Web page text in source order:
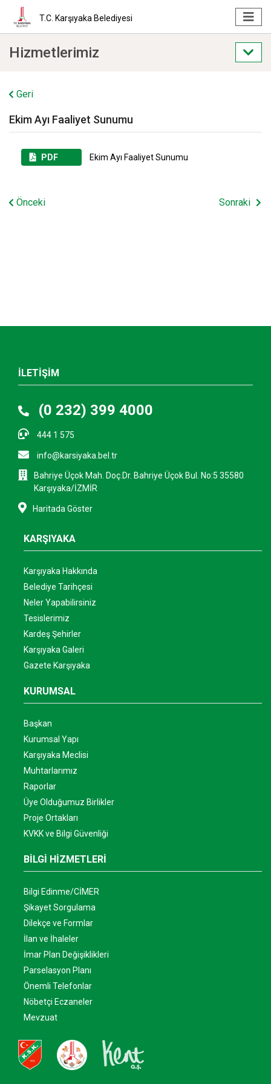
T.C. Karşıyaka Belediyesi
Hizmetlerimiz
Geri
Ekim Ayı Faaliyet Sunumu
PDF Ekim Ayı Faaliyet Sunumu
Önceki Sonraki
İLETİŞİM
(0 232) 399 4000
444 1 575
info@karsiyaka.bel.tr
Bahriye Üçok Mah. Doç.Dr. Bahriye Üçok Bul. No:5 35580
Karşıyaka/İZMİR
Haritada Göster
KARŞIYAKA
Karşıyaka Hakkında
Belediye Tarihçesi
Neler Yapabilirsiniz
Tesislerimiz
Kardeş Şehirler
Karşıyaka Galeri
Gazete Karşıyaka
KURUMSAL
Başkan
Kurumsal Yapı
Karşıyaka Meclisi
Muhtarlarımız
Raporlar
Üye Olduğumuz Birlikler
Proje Ortakları
KVKK ve Bilgi Güvenliği
BİLGİ HİZMETLERİ
Bilgi Edinme/CİMER
Şikayet Sorgulama
Dilekçe ve Formlar
İlan ve İhaleler
İmar Plan Değişiklikleri
Parselasyon Planı
Önemli Telefonlar
Nöbetçi Eczaneler
Mevzuat